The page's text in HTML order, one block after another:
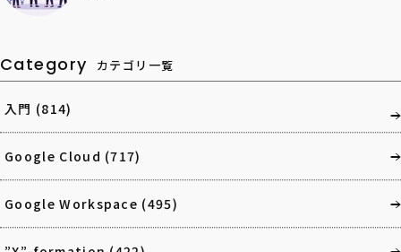
Category カテゴリ一覧
入門 (814)
Google Cloud (717)
Google Workspace (495)